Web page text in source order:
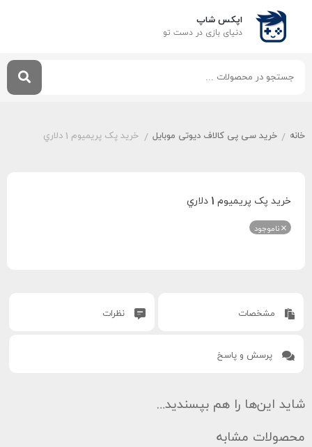
اپکس شاپ
دنیای بازی‌ در دست تو
خانه / خرید سی پی کالاف دیوتی موبایل / خريد پک پريميوم 1 دلاري
خريد پک پريميوم 1 دلاري
ناموجود
مشخصات نظرات
پرسش و پاسخ
شاید این‌ها را هم بپسندید…
محصولات مشابه